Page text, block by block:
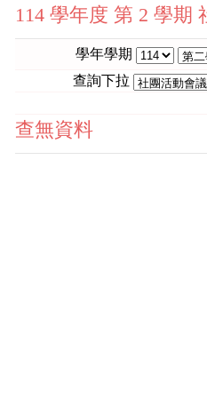
114 學年度 第 2 學期
學年學期
查詢下拉
查無資料